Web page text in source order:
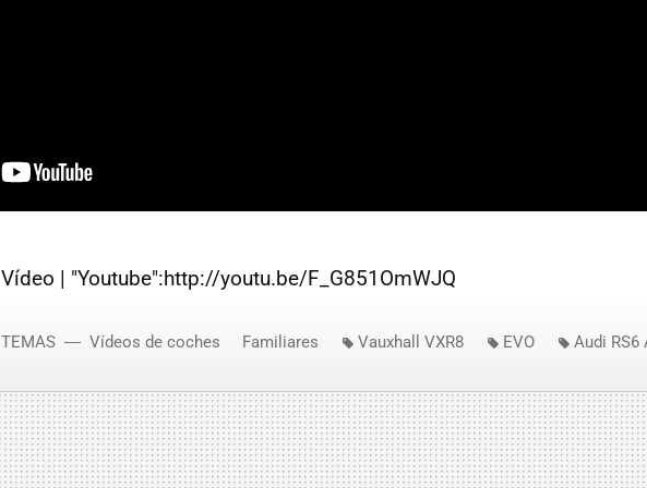
Vídeo | "Youtube":http://youtu.be/F_G851OmWJQ
TEMAS Vídeos de coches Familiares Vauxhall VXR8 EVO Audi RS6